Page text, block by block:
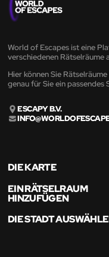
World of Escapes ist eine
verschiedenen Rätselräume
Hier können Sie
genau für Sie ein passendes
ESCAPY B.V.
DIE KARTE
EIN RÄTSELRAUM
HINZUFÜGEN
DIE STADT